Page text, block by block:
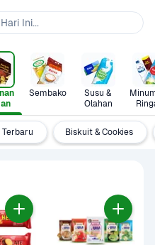
Sembako
Susu &
Olahan
Biskuit & Cookies
Ini...